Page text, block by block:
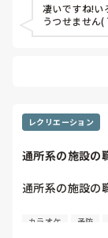
これで私は
レクリエーショ
凄いですね!い
うつせません
レクリエーション
通所系の施設の
通所系の施設の
コロナ禍のレク
カラオケ 予防